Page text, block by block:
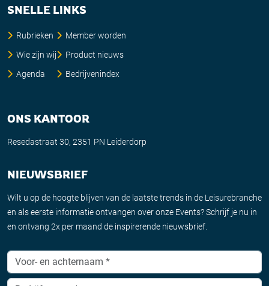
SNELLE LINKS
Rubrieken
Wie zijn wij
Agenda
Member worden
Product nieuws
Bedrijvenindex
ONS KANTOOR
Resedastraat 30, 2351 PN Leiderdorp
NIEUWSBRIEF
Wilt u op de hoogte blijven van de laatste trends in de Leisurebranche
en als eerste informatie ontvangen over onze Events? Schrijf je nu in
en ontvang 2x per maand de inspirerende nieuwsbrief.